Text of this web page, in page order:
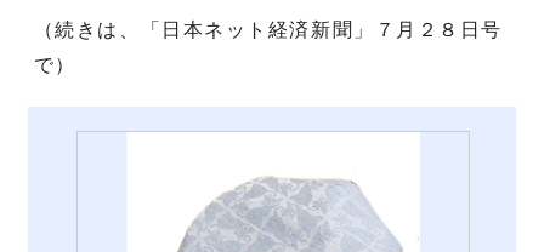
（続きは、「日本ネット経済新聞」７月２８日号
で）